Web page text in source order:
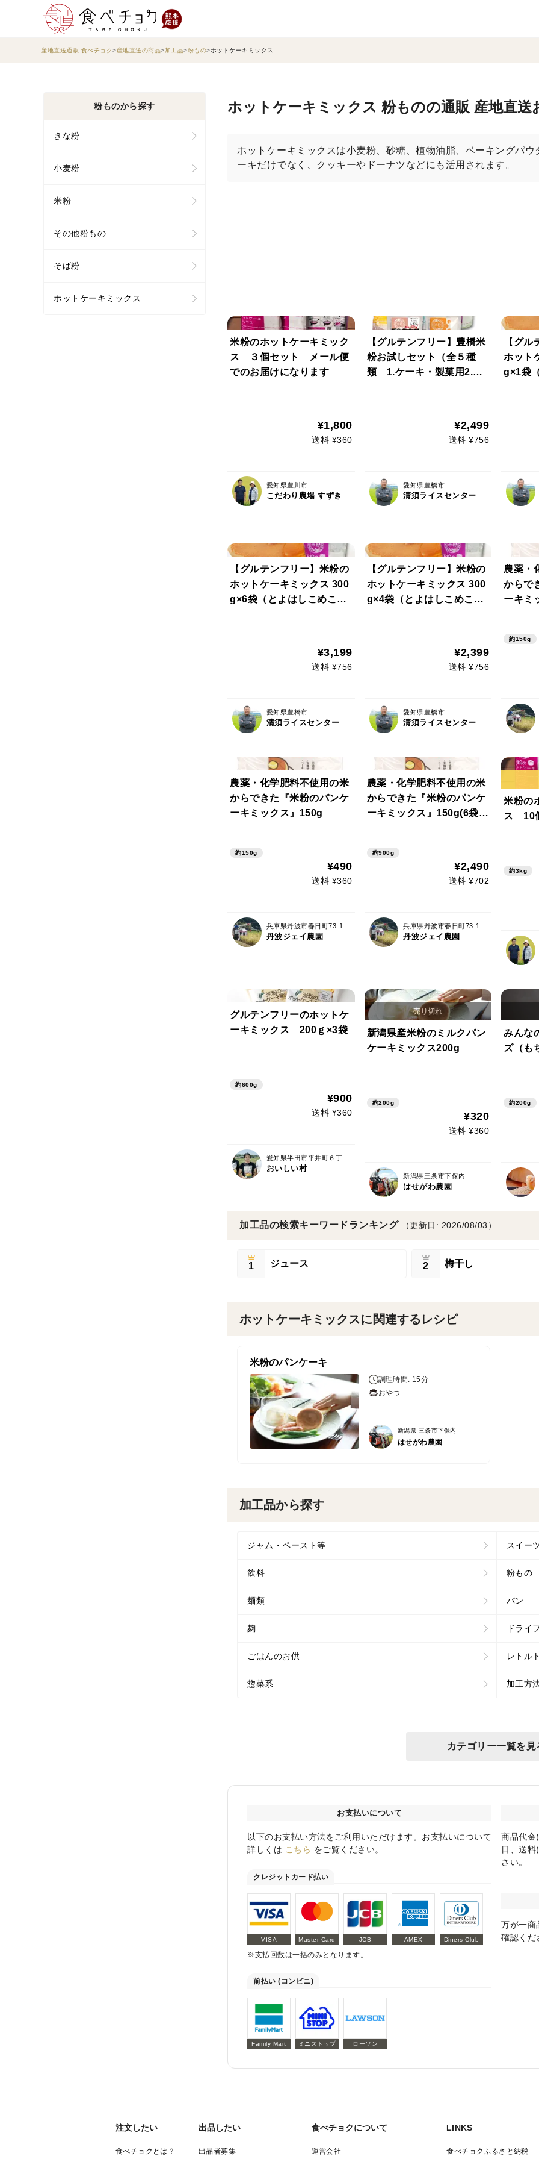
産地直送通販 食べチョク 産地直送の商品 加工品 粉もの ホットケーキミックス
ホットケーキミックス 粉ものの通販 産地直送
ホットケーキミックスは小麦粉、砂糖、植物油脂、ベーキングパ
ーキだけでなく、クッキーやドーナツなどにも活用されます。
米粉のホットケーキミック
ス ３個セット メール便
でのお届けになります
¥1,800
送料 ¥360
愛知県豊川市
こだわり農場 すずき
【グルテンフリー】豊橋米
粉お試しセット（全５種
類 1.ケーキ・製菓用2.ホ
¥2,499
送料 ¥756
愛知県豊橋市
清須ライスセンター
【グ
ホット
g×1袋
【グルテンフリー】米粉の
ホットケーキミックス 300
g×6袋（とよはしこめこ使
¥3,199
送料 ¥756
愛知県豊橋市
清須ライスセンター
【グルテンフリー】米粉の
ホットケーキミックス 300
g×4袋（とよはしこめこ使
¥2,399
送料 ¥756
愛知県豊橋市
清須ライスセンター
農薬・
からで
ーキミ
約150g
農薬・化学肥料不使用の米
からできた『米粉のパンケ
ーキミックス』150g
約150g
¥490
送料 ¥360
兵庫県丹波市春日町73-1
丹波ジェイ農園
農薬・化学肥料不使用の米
からできた『米粉のパンケ
ーキミックス』150g(6袋セ
約900g
¥2,490
送料 ¥702
兵庫県丹波市春日町73-1
丹波ジェイ農園
米粉の
ス 10
約3kg
グルテンフリーのホットケ
ーキミックス 200ｇ×3袋
約600g
¥900
送料 ¥360
おいしい村
新潟県産米粉のミルクパン
ケーキミックス200g
約200g
¥320
送料 ¥360
新潟県三条市下保内
はせがわ農園
みんな
ズ（も
約200g
加工品の検索キーワードランキング （更新日: 2026/08/03）
1 ジュース 2 梅干し
ホットケーキミックスに関連するレシピ
米粉のパンケーキ
調理時間: 15分
おやつ
新潟県 三条市下保内
はせがわ農園
加工品から探す
ジャム・ペースト等 スイー
飲料 粉もの
麺類 パン
麹 ドライ
ごはんのお供 レトル
惣菜系 加工方
カテゴリー一覧を見
お支払いについて
以下のお支払い方法をご利用いただけます。お支払いについて
詳しくは こちら をご覧ください。
クレジットカード払い
VISA Master Card JCB AMEX Diners Club
※支払回数は一括のみとなります。
前払い (コンビニ)
Family Mart ミニストップ ローソン
商品代金
日、送
さい。
万が一商
確認くだ
粉ものから探す
きな粉
小麦粉
米粉
その他粉もの
そば粉
ホットケーキミックス
注文したい
食べチョクとは？
出品したい
出品者募集
食べチョクについて
運営会社
LINKS
食べチョクふるさと納税